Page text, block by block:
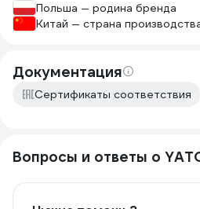
Польша — родина бренда
Китай — страна
Документация
Сертификаты соответствия
Вопросы и ответы о